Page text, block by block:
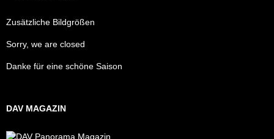
Zusätzliche Bildgrößen
Sorry, we are closed
Danke für eine schöne Saison
DAV MAGAZIN